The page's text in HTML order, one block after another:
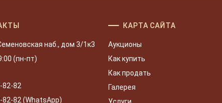
наб., дом 3/1к3
(пн-пт)
82-82
82-82 (WhatsApp)
КАРТА САЙТА
Аукционы
Как купить
Как продать
Галерея